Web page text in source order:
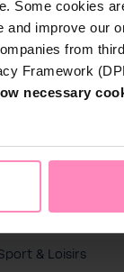
Some cookies
improve our
from
Framework
necessary
& Loisirs